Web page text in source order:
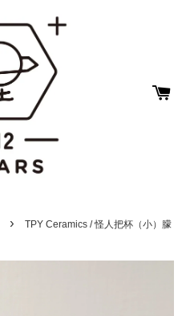
›
TPY Ceramics / 怪人把杯（小）朦